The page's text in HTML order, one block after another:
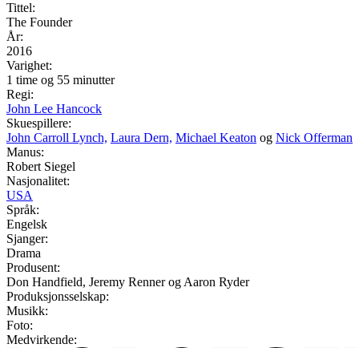
Tittel:
The Founder
År:
2016
Varighet:
1 time og 55 minutter
Regi:
John Lee Hancock
Skuespillere:
John Carroll Lynch, Laura Dern, Michael Keaton og Nick Offerman
Manus:
Robert Siegel
Nasjonalitet:
USA
Språk:
Engelsk
Sjanger:
Drama
Produsent:
Don Handfield, Jeremy Renner og Aaron Ryder
Produksjonsselskap:
Musikk:
Foto:
Medvirkende: